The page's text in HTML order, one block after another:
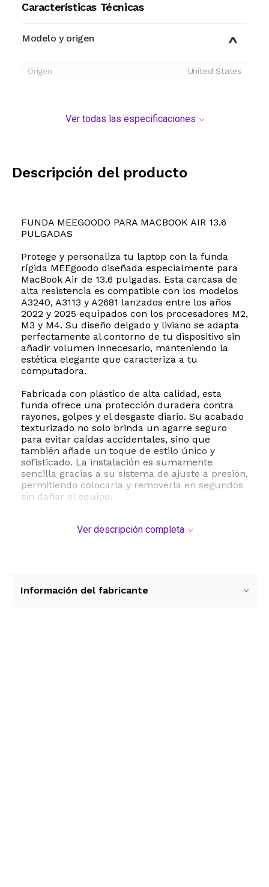
Características Técnicas
Modelo y origen
Origen United States
Ver todas las especificaciones
Descripción del producto
FUNDA MEEGOODO PARA MACBOOK AIR 13.6
PULGADAS
Protege y personaliza tu laptop con la funda
rígida MEEgoodo diseñada especialmente para
MacBook Air de 13.6 pulgadas. Esta carcasa de
alta resistencia es compatible con los modelos
A3240, A3113 y A2681 lanzados entre los años
2022 y 2025 equipados con los procesadores M2,
M3 y M4. Su diseño delgado y liviano se adapta
perfectamente al contorno de tu dispositivo sin
añadir volumen innecesario, manteniendo la
estética elegante que caracteriza a tu
computadora.
Fabricada con plástico de alta calidad, esta
funda ofrece una protección duradera contra
rayones, golpes y el desgaste diario. Su acabado
texturizado no solo brinda un agarre seguro
para evitar caídas accidentales, sino que
también añade un toque de estilo único y
sofisticado. La instalación es sumamente
sencilla gracias a su sistema de ajuste a presión,
permitiendo colocarla y removerla en segundos
sin dañar el equipo.
comprometida en ningún momento. La carcasa
de ventilación estratégicamente ubicadas para
Ver descripción completa
Información del fabricante